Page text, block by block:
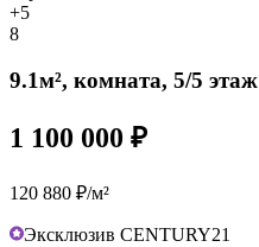
+5
8
9.1м², комната, 5/5 этаж
1 100 000 ₽
120 880 ₽/м²
Эксклюзив CENTURY21